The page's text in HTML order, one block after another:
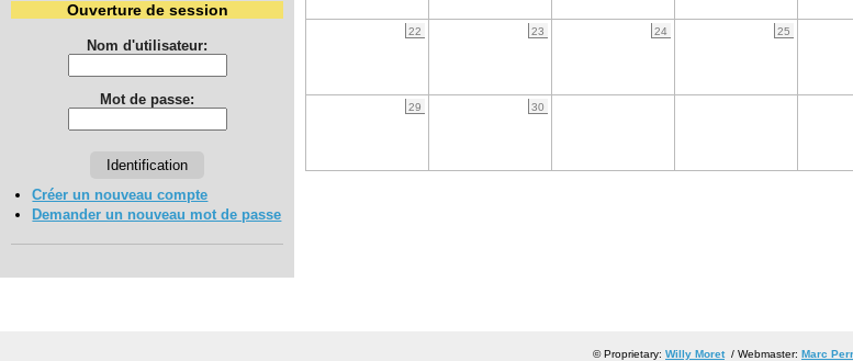
Ouverture de session
Nom d'utilisateur:
Mot de passe:
Créer un nouveau compte
Demander un nouveau mot de passe
22 23 24 25
29 30
© Proprietary: Willy Moret/ Webmaster: Marc